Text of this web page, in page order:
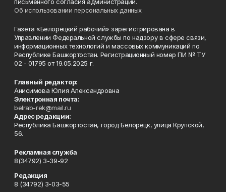
Об использовании персональных данных
Газета «Белорецкий рабочий» зарегистрирована в
Управлении Федеральной службы по надзору в сфере связи,
информационных технологий и массовых коммуникаций по
Республике Башкортостан. Регистрационный номер ПИ № ТУ
02 - 01795 от 19.05.2025 г.
Главный редактор:
Анисимова Юлия Александровна
Электронная почта:
belrab-rek@mail.ru
Адрес редакции:
Республика Башкортостан, город Белорецк, улица Крупской,
56.
Рекламная служба
8(34792) 3-39-92
Редакция
8 (34792) 3-03-55